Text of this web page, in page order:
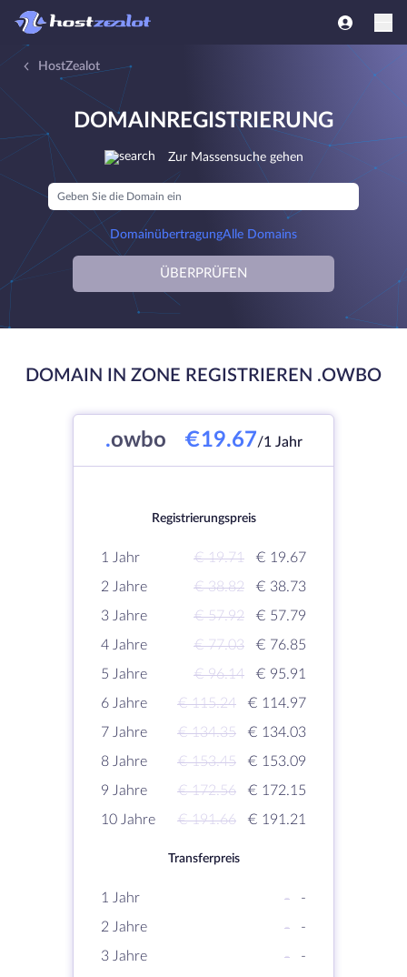
HostZealot
DOMAINREGISTRIERUNG
Zur Massensuche gehen
DomainübertragungAlle Domains
ÜBERPRÜFEN
DOMAIN IN ZONE REGISTRIEREN .OWBO
.owbo €19.67/1 Jahr
Registrierungspreis
1 Jahr € 19.71
€ 19.67
2 Jahre
€ 38.82
€ 38.73
3 Jahre
€ 57.92
€ 57.79
4 Jahre
€ 77.03
€ 76.85
5 Jahre
€ 96.14
€ 95.91
6 Jahre
€ 115.24
€ 114.97
7 Jahre
€ 134.35
€ 134.03
8 Jahre
€ 153.45
€ 153.09
9 Jahre
€ 172.56
€ 172.15
10 Jahre
€ 191.66 € 191.21
Transferpreis
1 Jahr -
-
2 Jahre
-
-
3 Jahre
-
-